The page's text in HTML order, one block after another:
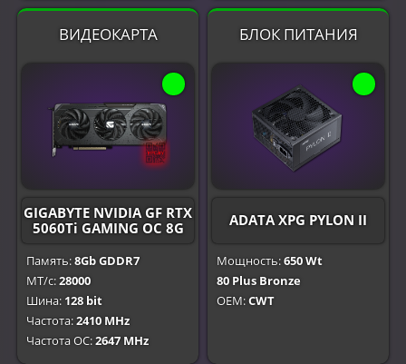
ВИДЕОКАРТА
GIGABYTE NVIDIA GF RTX
5060Ti GAMING OC 8G
Память:8Gb GDDR7
МТ/с:28000
Шина: 128 bit
Частота:2410 MHz
Частота OC:2647 MHz
БЛОК ПИТАНИЯ
ADATA XPG PYLON II
Мощность:650 Wt
80 Plus Bronze
OEM:CWT